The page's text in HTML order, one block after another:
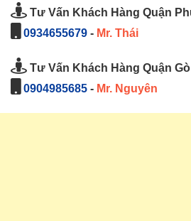
Tư Vấn Khách Hàng Quận
0934655679 - Mr. Thái
Tư Vấn Khách Hàng Quận
0904985685 - Mr. Nguyên